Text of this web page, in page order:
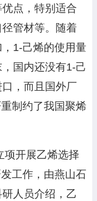
点，特别适合
管材等。随着
1-己烯的使用量
国内还没有1-己
，而且国外厂
制约了我国聚烯
项开展乙烯选择
工作，由燕山石
人员介绍，乙